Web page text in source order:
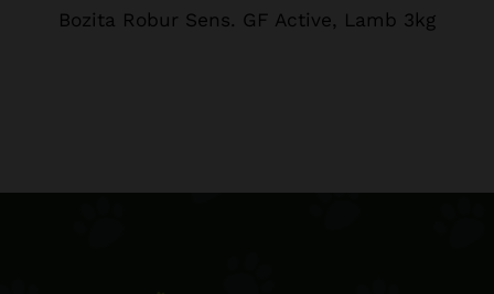
Bozita Robur Sens. GF Active, Lamb 3kg